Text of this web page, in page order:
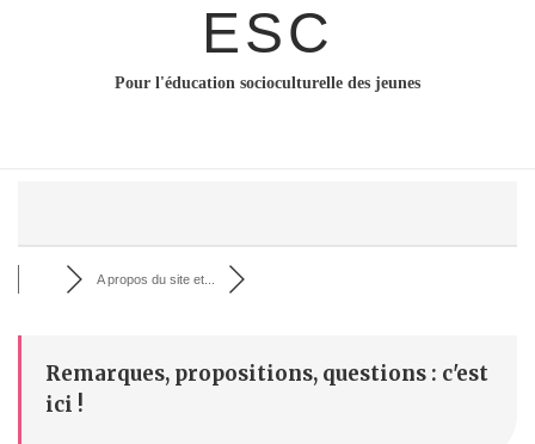
ESC
Pour l'éducation socioculturelle des jeunes
A propos du site et...
Remarques, propositions, questions : c'est
ici !